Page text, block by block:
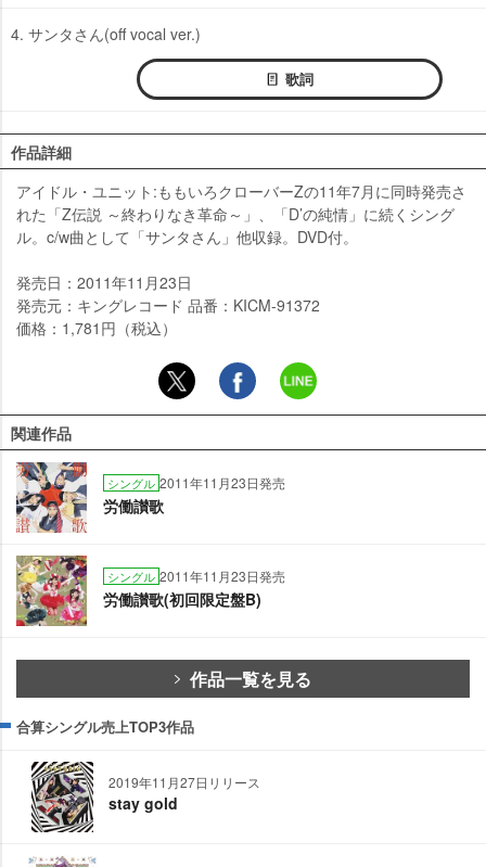
4. サンタさん(off vocal ver.)
歌詞
作品詳細
アイドル・ユニット:ももいろクローバーZの11年7月に同時発売さ
れた「Z伝説 ～終わりなき革命～」、「D’の純情」に続くシング
ル。c/w曲として「サンタさん」他収録。DVD付。
発売日：2011年11月23日
発売元：キングレコード 品番：KICM-91372
価格：1,781円（税込）
関連作品
シングル 2011年11月23日発売
労働讃歌
シングル 2011年11月23日発売
労働讃歌(初回限定盤B)
作品一覧を見る
合算シングル売上TOP3作品
2019年11月27日リリース
stay gold